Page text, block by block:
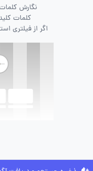
نگارش
کلمات
اگر از فیلتری